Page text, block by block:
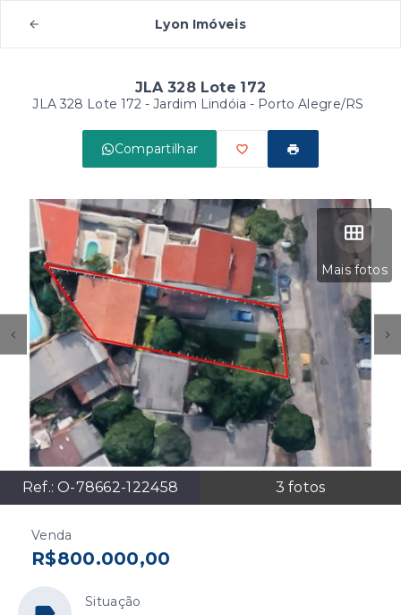
Lyon Imóveis
JLA 328 Lote 172
JLA 328 Lote 172 -Jardim Lindóia - Porto Alegre/RS
Compartilhar
Mais fotos
Ref.: O-78662-122458 3 fotos
Venda
R$800.000,00
Situação